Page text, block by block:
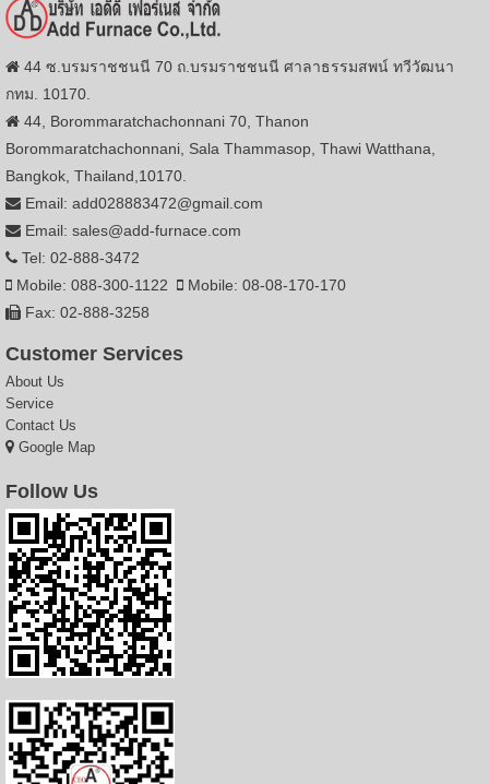
44 ซ.บรมราชชนนี 70 ถ.บรมราชชนนี ศาลาธรรมสพน์ ทวีวัฒนา
กทม. 10170.
44, Borommaratchachonnani 70, Thanon
Borommaratchachonnani, Sala Thammasop, Thawi Watthana,
Bangkok, Thailand,10170.
Email: add028883472@gmail.com
Email: sales@add-furnace.com
Tel: 02-888-3472
Mobile: 088-300-1122
Mobile: 08-08-170-170
Fax: 02-888-3258
Customer Services
About Us
Service
Contact Us
Google Map
Follow Us